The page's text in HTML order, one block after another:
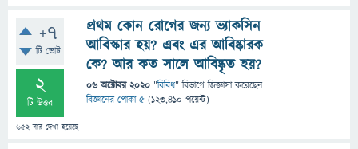
+7
টি ভোট
2
টি উত্তর
652বার দেখা হয়েছে
প্রথম কোন রোগের জন্য ভ্যাকসিন
আবিস্কার হয়? এবং এর আবিষ্কারক
কে? আর কত সালে আবিষ্কৃত হয়?
06 অক্টোবর 2020 "বিবিধ" বিভাগে জিজ্ঞাসাকরেছেন
বিজ্ঞানের পোকা ৫ (123,410 পয়েন্ট)